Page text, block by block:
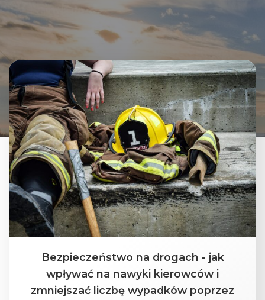
Bezpieczeństwo na drogach - jak
wpływać na nawyki kierowców i
zmniejszać liczbę wypadków poprzez